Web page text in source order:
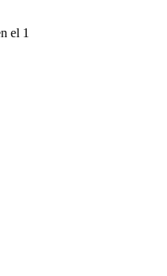
el 1